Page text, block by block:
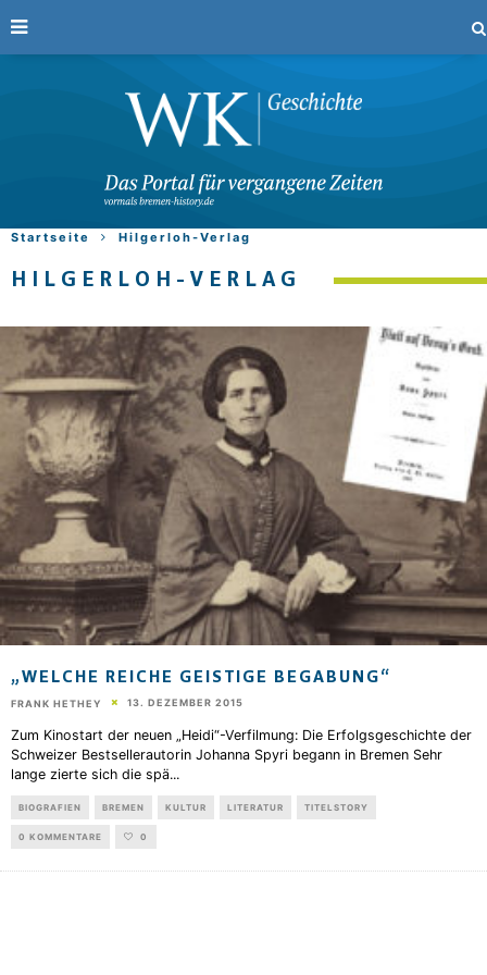
Startseite Hilgerloh-Verlag
HILGERLOH-VERLAG
„WELCHE REICHE GEISTIGE BEGABUNG“
FRANK HETHEY 13. DEZEMBER 2015
Zum Kinostart der neuen „Heidi“-Verfilmung: Die Erfolgsgeschichte der
Schweizer Bestsellerautorin Johanna Spyri begann in Bremen Sehr
lange zierte sich die spä...
BIOGRAFIEN BREMEN KULTUR LITERATUR TITELSTORY
0 KOMMENTARE 0